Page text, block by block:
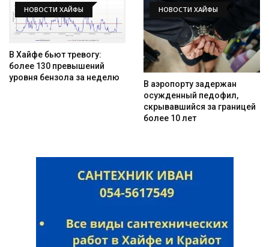
НОВОСТИ ХАЙФЫ
В Хайфе бьют тревогу:
более 130 превышений
уровня бензола за неделю
НОВОСТИ ХАЙФЫ
В аэропорту задержан
осужденный педофил,
скрывавшийся за границей
более 10 лет